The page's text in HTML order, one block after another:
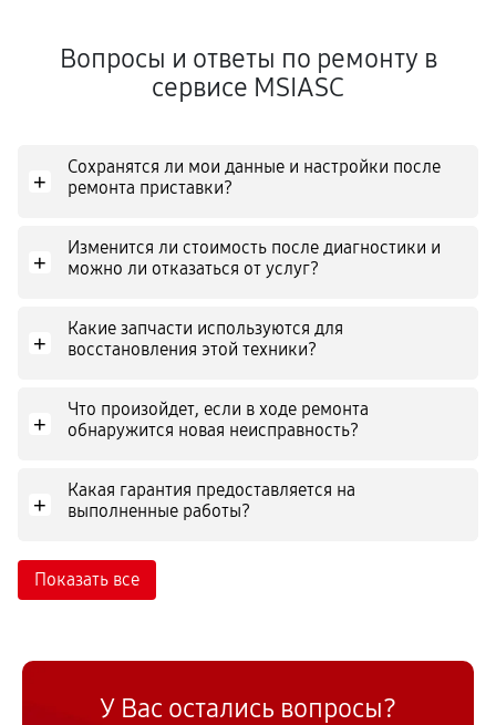
Вопросы и ответы по ремонту в
сервисе MSIASC
+
Сохранятся ли мои данные и настройки после
ремонта приставки?
+
Изменится ли стоимость после диагностики и
можно ли отказаться от услуг?
+
Какие запчасти используются для
восстановления этой техники?
+
Что произойдет, если в ходе ремонта
обнаружится новая неисправность?
+
Какая гарантия предоставляется на
выполненные работы?
Показать все
У Вас остались вопросы?